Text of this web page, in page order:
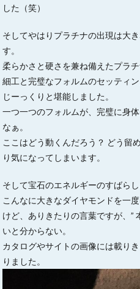
した（笑）
そしてやはりプラチナの出現は大
す。
柔らかさと硬さを兼ね備えたプラ
細工と完璧なフォルムのセッティ
じーっくりと堪能しました。
一つ一つのフォルムが、完璧に身
なぁ。
ここはどう動くんだろう？ どう留
り気になってしまいます。
そして宝石のエネルギーのすばらし
こんなに大きなダイヤモンドを一
けど、ありきたりの言葉ですが、”
いと分からない。
カタログやサイトの画像には載り
りました。